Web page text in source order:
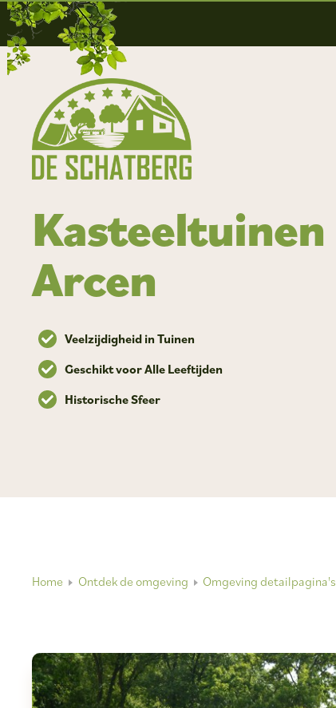
Kasteeltuinen
Arcen
Veelzijdigheid in Tuinen
Geschikt voor Alle Leeftijden
Historische Sfeer
Home Ontdek de omgeving Omgeving detailpagina's